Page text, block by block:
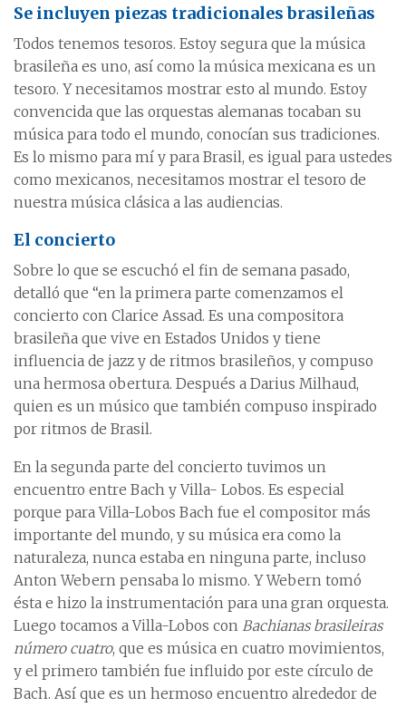
Se incluyen piezas tradicionales brasileñas
Todos tenemos tesoros. Estoy segura que la música
brasileña es uno, así como la música mexicana es un
tesoro. Y necesitamos mostrar esto al mundo. Estoy
convencida que las orquestas alemanas tocaban su
música para todo el mundo, conocían sus tradiciones.
Es lo mismo para mí y para Brasil, es igual para ustedes
como mexicanos, necesitamos mostrar el tesoro de
nuestra música clásica a las audiencias.
El concierto
Sobre lo que se escuchó el fin de semana pasado,
detalló que “en la primera parte comenzamos el
concierto con Clarice Assad. Es una compositora
brasileña que vive en Estados Unidos y tiene
influencia de jazz y de ritmos brasileños, y compuso
una hermosa obertura. Después a Darius Milhaud,
quien es un músico que también compuso inspirado
por ritmos de Brasil.
En la segunda parte del concierto tuvimos un
encuentro entre Bach y Villa- Lobos. Es especial
porque para Villa-Lobos Bach fue el compositor más
importante del mundo, y su música era como la
naturaleza, nunca estaba en ninguna parte, incluso
Anton Webern pensaba lo mismo. Y Webern tomó
ésta e hizo la instrumentación para una gran orquesta.
Luego tocamos a Villa-Lobos con Bachianas brasileiras
número cuatro, que es música en cuatro movimientos,
y el primero también fue influido por este círculo de
Bach. Así que es un hermoso encuentro alrededor de